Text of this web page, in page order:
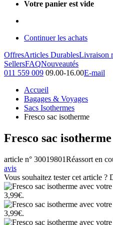
Votre panier est vide
Continuer les achats
OffresArticles DurablesLivraison
SellersFAQNouveautés
011 559 009 09.00-16.00E-mail
Accueil
Bagages & Voyages
Sacs Isothermes
Fresco sac isotherme
Fresco sac isotherme
article n° 30019801Réassort en
avis
Vous souhaitez tester cet article ?